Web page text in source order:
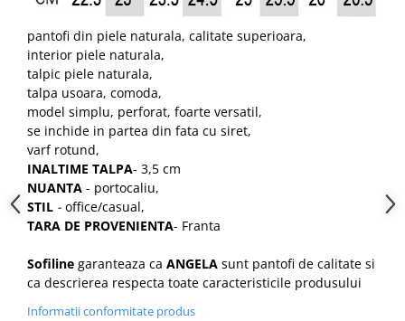
pantofi din piele naturala, calitate superioara,
interior piele naturala,
talpic piele naturala,
talpa usoara, comoda,
model simplu, perforat, foarte versatil,
se inchide in partea din fata cu siret,
varf rotund,
INALTIME TALPA- 3,5 cm
NUANTA - portocaliu,
STIL - office/casual,
TARA DE PROVENIENTA- Franta
Sofiline garanteaza ca ANGELA sunt pantofi de calitate si
ca descrierea respecta toate caracteristicile produsului
Informatii conformitate produs